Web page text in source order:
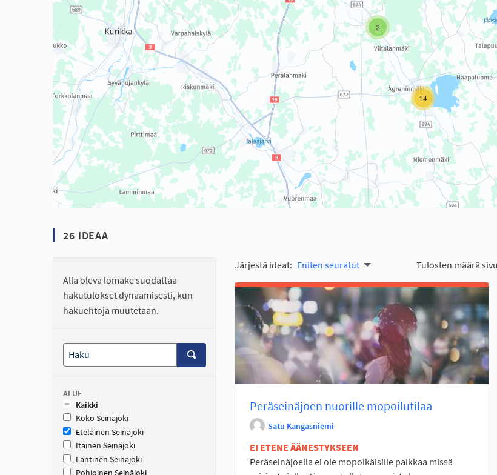
2
14
26 IDEAA
Alla oleva lomake suodattaa
hakutulokset dynaamisesti, kun
hakuehtoja muutetaan.
ALUE
Kaikki
Koko Seinäjoki
Eteläinen Seinäjoki
Itäinen Seinäjoki
Läntinen Seinäjoki
Pohjoinen Seinäjoki
Järjestä ideat: Eniten seuratut Tulosten määrä
Peräseinäjoen nuorille mopoilutilaa
Satu Kangasniemi
EI ETENE ÄÄNESTYKSEEN
Peräseinäjoella ei ole mopoikäisille paikkaa missä